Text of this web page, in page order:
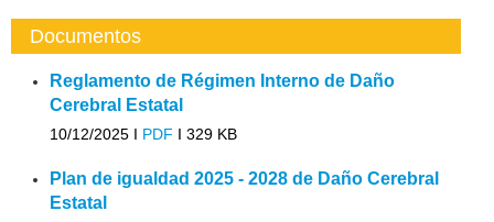
Documentos
Reglamento de Régimen Interno de Daño
Cerebral Estatal
10/12/2025 I PDF I 329 KB
Plan de igualdad 2025 - 2028 de Daño Cerebral
Estatal